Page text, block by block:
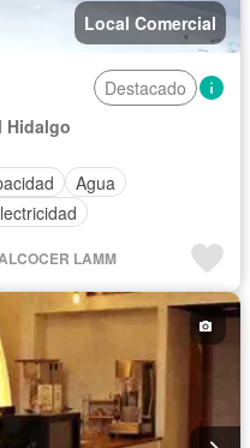
Local Comercial
Destacado
Hidalgo
Agua
LAMM